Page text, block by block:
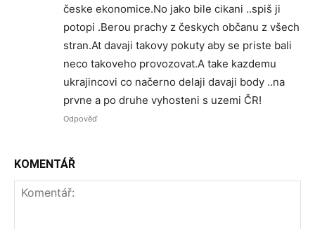
česke ekonomice.No jako bile cikani ..spiš ji
potopi .Berou prachy z českych občanu z všech
stran.At davaji takovy pokuty aby se priste bali
neco takoveho provozovat.A take kazdemu
ukrajincovi co načerno delaji davaji body ..na
prvne a po druhe vyhosteni s uzemi ČR!
Odpověď
KOMENTÁŘ